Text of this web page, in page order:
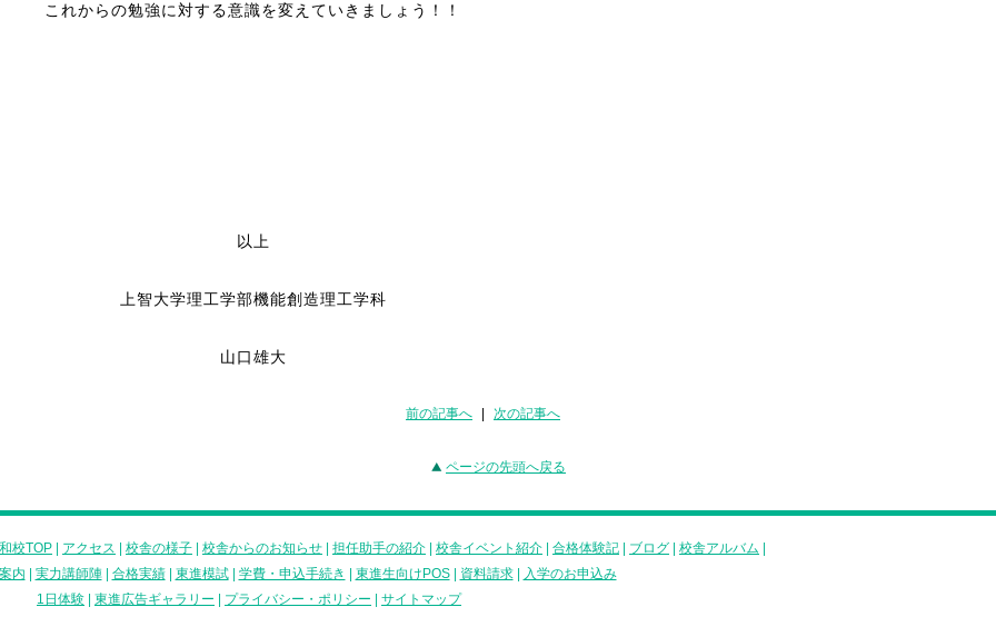
これからの勉強に対する意識を変えていきましょう！！
以上
上智大学理工学部機能創造理工学科
山口雄大
前の記事へ 次の記事へ
ページの先頭へ戻る
校TOP アクセス 校舎の様子 校舎からのお知らせ 担任助手の紹介 校舎イベント紹介 合格体験記 ブログ 校舎アルバム
内
実力講師陣| 合格実績| 東進模試| 学費・申込手続き 東進生向けPOS| 資料請求|
入学のお申込み
1日体験
東進広告ギャラリー プライバシー・ポリシー サイトマップ